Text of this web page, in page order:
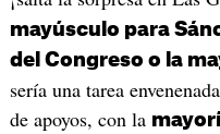
mayúsculo para
del Congreso o la
sería una tarea
de apoyos, con la